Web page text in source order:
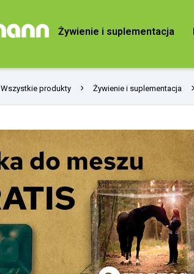
Żywienie i suplementacja
Wszystkie produkty Żywienie i suplementacja